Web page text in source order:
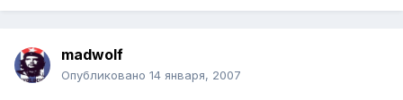
madwolf
Опубликовано 14 января, 2007